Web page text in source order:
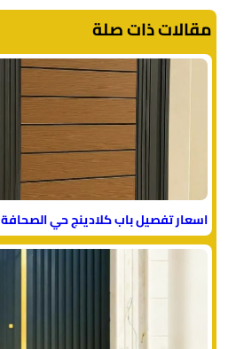
مقالات ذات صلة
اسعار تفصيل باب كلادينج حي الصحافة